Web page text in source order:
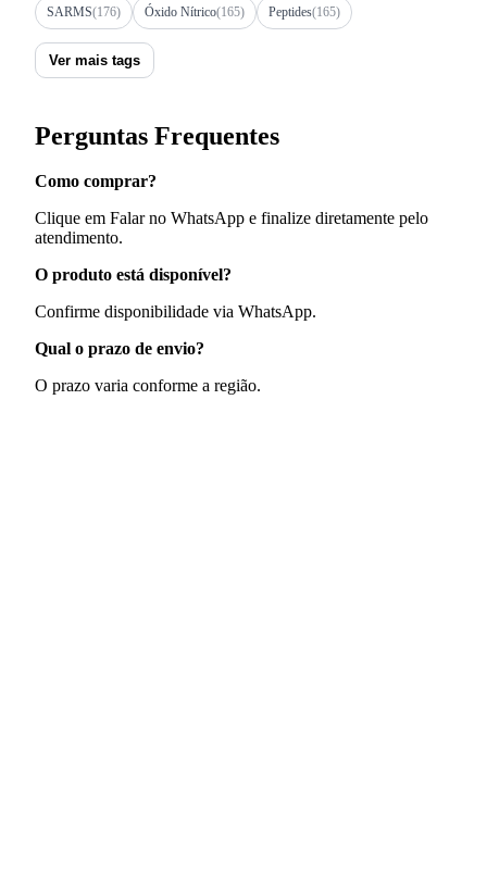
SARMS(176) Óxido Nítrico(165) Peptides(165)
Ver mais tags
Perguntas Frequentes
Como comprar?
Clique em Falar no WhatsApp e finalize diretamente pelo
atendimento.
O produto está disponível?
Confirme disponibilidade via WhatsApp.
Qual o prazo de envio?
O prazo varia conforme a região.